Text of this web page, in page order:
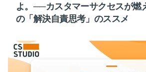
よ。──カスタマーサクセスが燃
の「解決自責思考」のススメ